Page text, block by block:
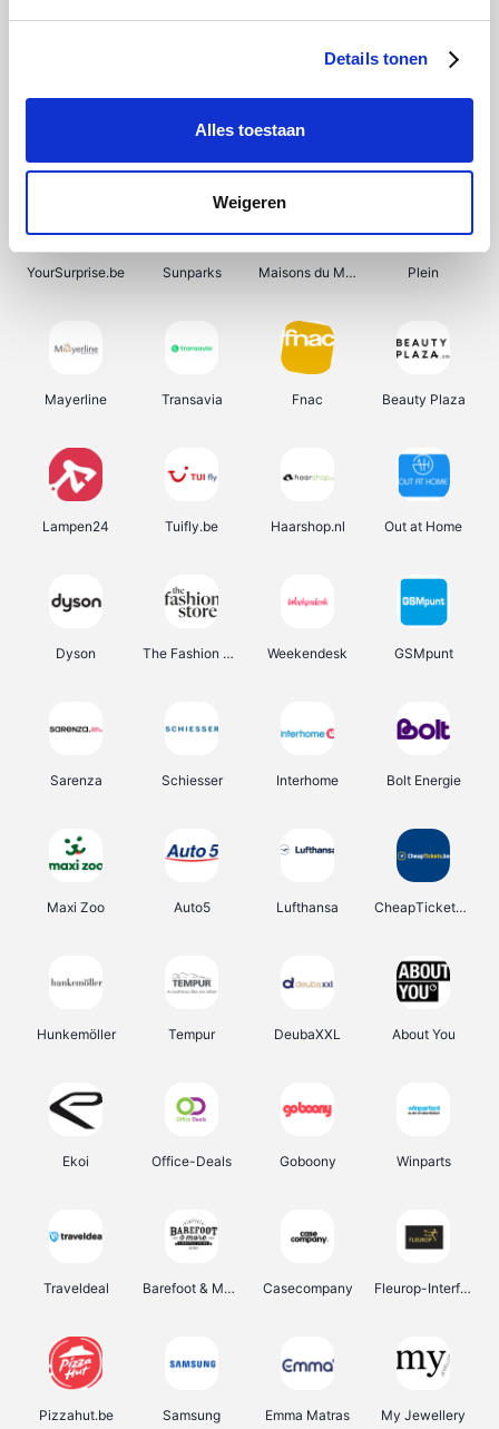
Details tonen
Alles toestaan
Weigeren
Shein Bergfreunde Pazzox Smartwatchbanden
YourSurprise.be Sunparks Maisons du Monde Plein
Mayerline Transavia Fnac Beauty Plaza
Lampen24 Tuifly.be Haarshop.nl Out at Home
Dyson The Fashion Store Weekendesk GSMpunt
Sarenza Schiesser Interhome Bolt Energie
Maxi Zoo Auto5 Lufthansa CheapTickets.be
Hunkemöller Tempur DeubaXXL About You
Ekoi Office-Deals Goboony Winparts
Traveldeal Barefoot & More Casecompany Fleurop-Interflora
Pizzahut.be Samsung Emma Matras My Jewellery